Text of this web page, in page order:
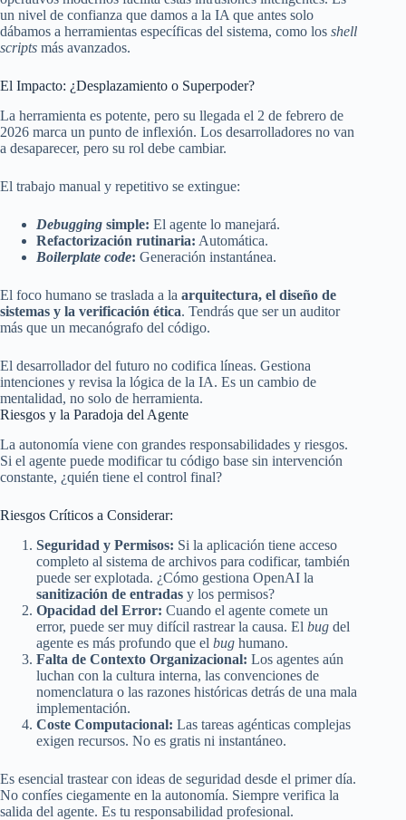
un nivel de confianza que damos a la IA que antes solo
dábamos a herramientas específicas del sistema, como los shell
scripts más avanzados.
El Impacto: ¿Desplazamiento o Superpoder?
La herramienta es potente, pero su llegada el 2 de febrero de
2026 marca un punto de inflexión. Los desarrolladores no van
a desaparecer, pero su rol debe cambiar.
El trabajo manual y repetitivo se extingue:
Debugging simple: El agente lo manejará.
Refactorización rutinaria: Automática.
Boilerplate code: Generación instantánea.
El foco humano se traslada a la arquitectura, el diseño de
sistemas y la verificación ética. Tendrás que ser un auditor
más que un mecanógrafo del código.
El desarrollador del futuro no codifica líneas. Gestiona
intenciones y revisa la lógica de la IA. Es un cambio de
mentalidad, no solo de herramienta.
Riesgos y la Paradoja del Agente
La autonomía viene con grandes responsabilidades y riesgos.
Si el agente puede modificar tu código base sin intervención
constante, ¿quién tiene el control final?
Riesgos Críticos a Considerar:
Seguridad y Permisos: Si la aplicación tiene acceso
completo al sistema de archivos para codificar, también
puede ser explotada. ¿Cómo gestiona OpenAI la
sanitización de entradas y los permisos?
Opacidad del Error: Cuando el agente comete un
error, puede ser muy difícil rastrear la causa. El bug del
agente es más profundo que el bug humano.
Falta de Contexto Organizacional: Los agentes aún
luchan con la cultura interna, las convenciones de
nomenclatura o las razones históricas detrás de una mala
implementación.
Coste Computacional: Las tareas agénticas complejas
exigen recursos. No es gratis ni instantáneo.
Es esencial trastear con ideas de seguridad desde el primer día.
No confíes ciegamente en la autonomía. Siempre verifica la
salida del agente. Es tu responsabilidad profesional.